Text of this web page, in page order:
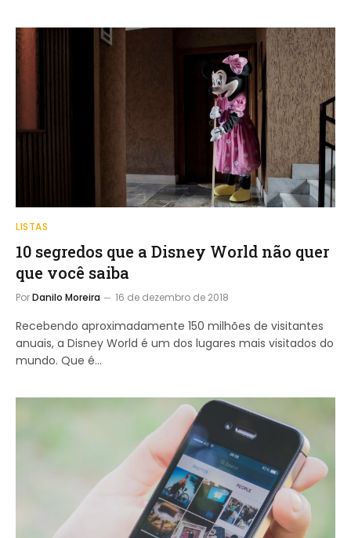
LISTAS
10 segredos que a Disney World não quer
que você saiba
PorDanilo Moreira 16 de dezembro de 2018
Recebendo aproximadamente 150 milhões de visitantes
anuais, a Disney World é um dos lugares mais visitados do
mundo. Que é…